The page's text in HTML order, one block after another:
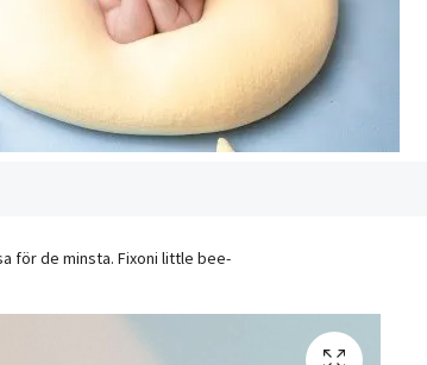
för de minsta. Fixoni little bee-